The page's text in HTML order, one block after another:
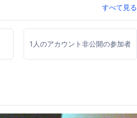
すべて見る
1人のアカウント非公開の参加者